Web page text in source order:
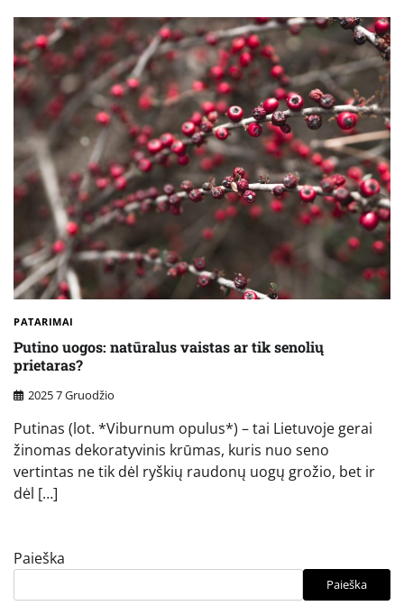
PATARIMAI
Putino uogos: natūralus vaistas ar tik senolių
prietaras?
2025 7 Gruodžio
Putinas (lot. *Viburnum opulus*) – tai Lietuvoje gerai
žinomas dekoratyvinis krūmas, kuris nuo seno
vertintas ne tik dėl ryškių raudonų uogų grožio, bet ir
dėl […]
Paieška
Paieška